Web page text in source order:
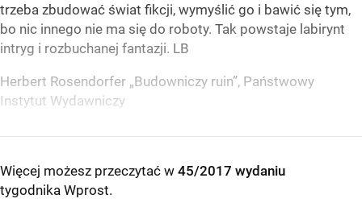
trzeba zbudować świat fikcji, wymyślić go i bawić się tym,
bo nic innego nie ma się do roboty. Tak powstaje labirynt
intryg i rozbuchanej fantazji. LB
Herbert Rosendorfer „Budowniczy ruin”, Państwowy
Instytut Wydawniczy
Więcej możesz przeczytać w 45/2017 wydaniu
tygodnika Wprost.